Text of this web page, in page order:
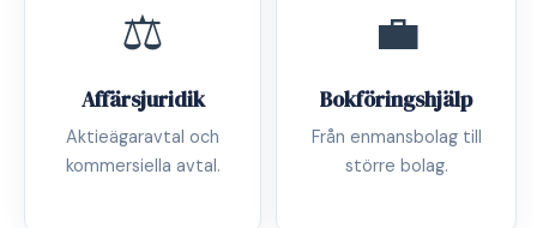
⚖️
Affärsjuridik
Aktieägaravtal och
kommersiella avtal.
💼
Bokföringshjälp
Från enmansbolag till
större bolag.